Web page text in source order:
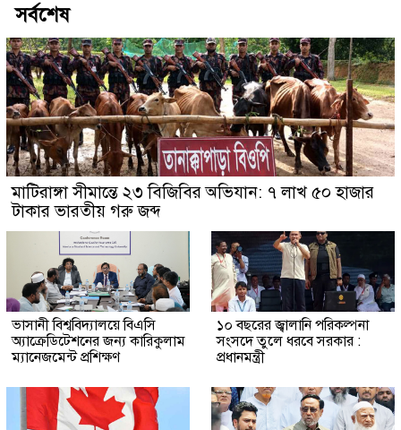
সর্বশেষ
মাটিরাঙ্গা সীমান্তে ২৩ বিজিবির অভিযান: ৭ লাখ ৫০ হাজার
টাকার ভারতীয় গরু জব্দ
ভাসানী বিশ্ববিদ্যালয়ে বিএসি
অ্যাক্রেডিটেশনের জন্য কারিকুলাম
ম্যানেজমেন্ট প্রশিক্ষণ
১০ বছরের জ্বালানি পরিকল্পনা
সংসদে তুলে ধরবে সরকার :
প্রধানমন্ত্রী